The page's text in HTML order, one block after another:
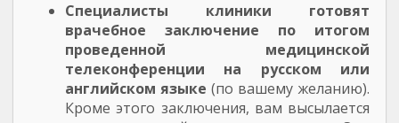
Специалисты клиники готовят
врачебное заключение по итогом
проведенной медицинской
телеконференции на русском или
английском языке (по вашему желанию).
Кроме этого заключения, вам высылается